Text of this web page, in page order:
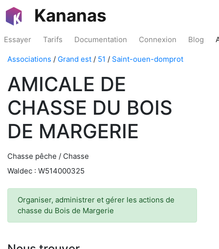
Kananas
Essayer Tarifs Documentation Connexion Blog
Associations / Grand est / 51 / Saint-ouen-domprot
AMICALE DE
CHASSE DU BOIS
DE MARGERIE
Chasse pêche / Chasse
Waldec : W514000325
Organiser, administrer et gérer les actions de
chasse du Bois de Margerie